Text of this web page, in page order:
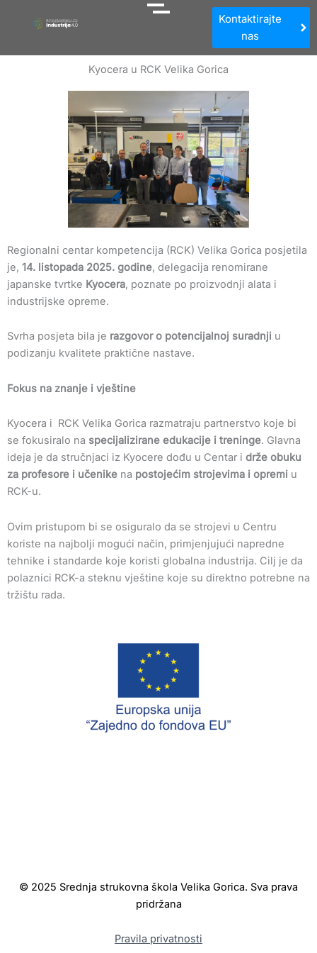
Kontaktirajte
nas
Kyocera u RCK Velika Gorica
Regionalni centar kompetencija (RCK) Velika Gorica posjetila
je, 14. listopada 2025. godine, delegacija renomirane
japanske tvrtke Kyocera, poznate po proizvodnji alata i
industrijske opreme.
Svrha posjeta bila je razgovor o potencijalnoj suradnji u
podizanju kvalitete praktične nastave.
Fokus na znanje i vještine
Kyocera i RCK Velika Gorica razmatraju partnerstvo koje bi
se fokusiralo na specijalizirane edukacije i treninge. Glavna
ideja je da stručnjaci iz Kyocere dođu u Centar i drže obuku
za profesore i učenike na postojećim strojevima i opremi u
RCK-u.
Ovim pristupom bi se osiguralo da se strojevi u Centru
koriste na najbolji mogući način, primjenjujući napredne
tehnike i standarde koje koristi globalna industrija. Cilj je da
polaznici RCK-a steknu vještine koje su direktno potrebne na
tržištu rada.
© 2025 Srednja strukovna škola Velika Gorica. Sva prava
pridržana
Pravila privatnosti